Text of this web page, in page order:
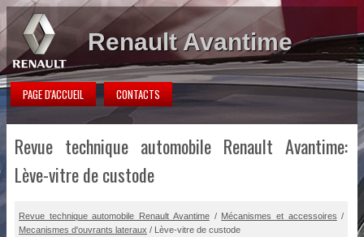
Renault Avantime
PAGE D'ACCUEIL CONTACTS
Revue technique automobile Renault Avantime:
Lève-vitre de custode
Revue technique automobile Renault Avantime/ Mécanismes et accessoires /
Mecanismes d'ouvrants lateraux / Lève-vitre de custode